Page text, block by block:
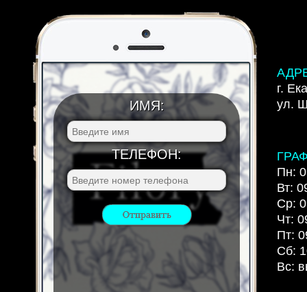
ИМЯ:
ТЕЛЕФОН:
г.
ул.
Пн:
Вт:
Ср:
Чт:
Пт:
Сб:
Вс: